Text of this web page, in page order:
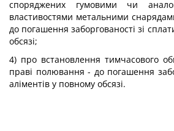
споряджених гумовими чи
властивостями метальними
до погашення заборгованості зі
обсязі;
4) про встановлення тимчасового
праві полювання - до погашення
аліментів у повному обсязі.